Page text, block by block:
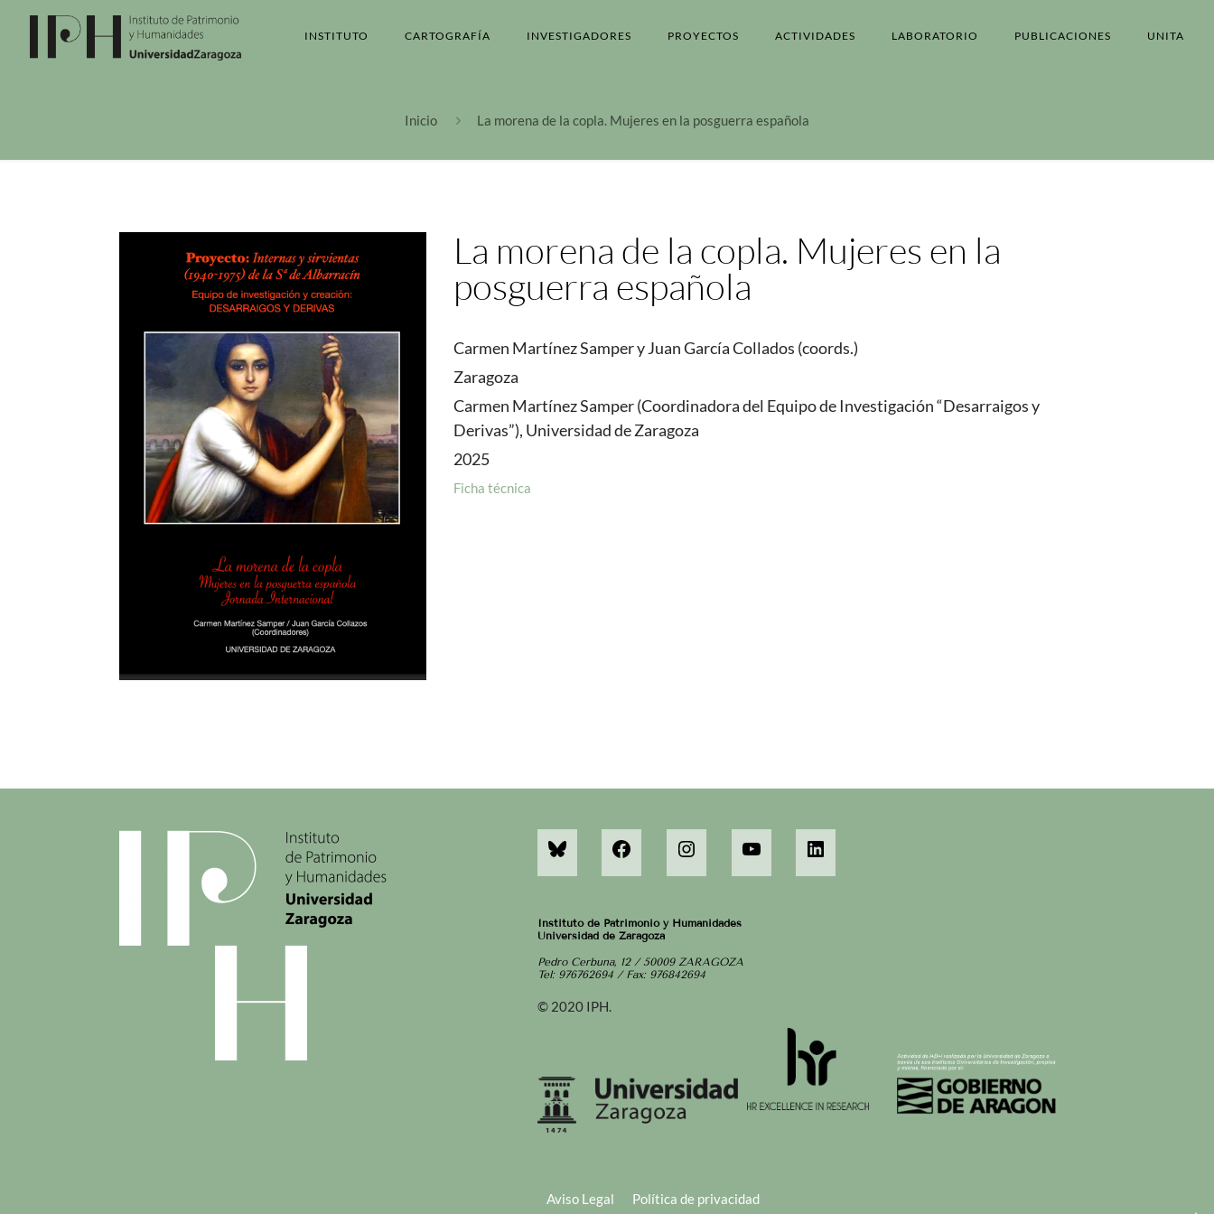
INSTITUTO CARTOGRAFÍA INVESTIGADORES PROYECTOS ACTIVIDADES LABORATORIO PUBLICACIONES UNITA
Inicio La morena de la copla. Mujeres en la posguerra española
La morena de la copla. Mujeres en la
posguerra española
Carmen Martínez Samper y Juan García Collados (coords.)
Zaragoza
Carmen Martínez Samper (Coordinadora del Equipo de Investigación “Desarraigos y
Derivas”), Universidad de Zaragoza
2025
Ficha técnica
Instituto de Patrimonio y Humanidades
Universidad de Zaragoza
Pedro Cerbuna, 12 / 50009 ZARAGOZA
Tel: 976762694 / Fax: 976842694
© 2020 IPH.
Aviso Legal Política de privacidad